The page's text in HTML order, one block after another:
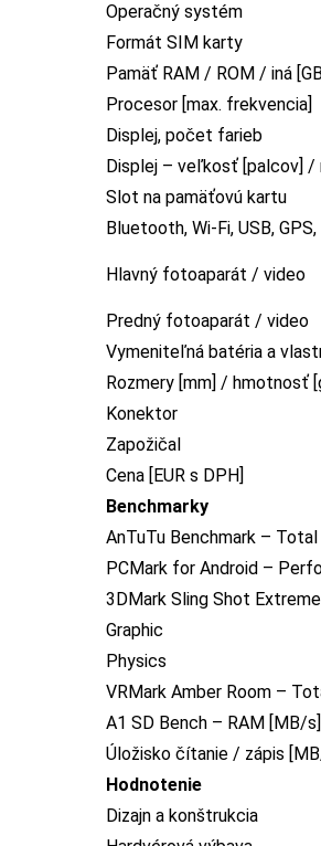
Operačný systém
Formát SIM karty
Pamäť RAM / ROM / iná [GB]
Procesor [max. frekvencia]
Displej, počet farieb
Displej – veľkosť [palcov] /
Slot na pamäťovú kartu
Bluetooth, Wi-Fi, USB, GPS,
Hlavný fotoaparát / video
Predný fotoaparát / video
Vymeniteľná batéria a
Rozmery [mm] / hmotnosť
Konektor
Zapožičal
Cena [EUR s DPH]
Benchmarky
AnTuTu Benchmark –
PCMark for Android –
3DMark Sling Shot
Graphic
Physics
VRMark Amber Room –
A1 SD Bench – RAM [MB/s]
Úložisko čítanie / zápis
Hodnotenie
Dizajn a konštrukcia